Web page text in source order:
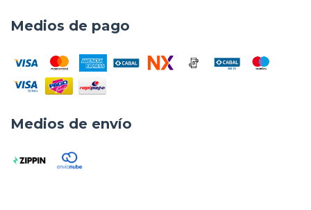
Medios de pago
Medios de envío